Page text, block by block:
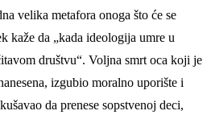
velika metafora onoga što će se
kaže da „kada ideologija umre u
društvu“. Voljna smrt oca koji je
izgubio moralno uporište i
da prenese sopstvenoj deci,